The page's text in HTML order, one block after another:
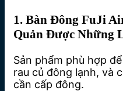
1. Bàn Đông FuJi
Quản Được Những
Sản phẩm phù hợp
rau củ đông lạnh, và
cần cấp đông.